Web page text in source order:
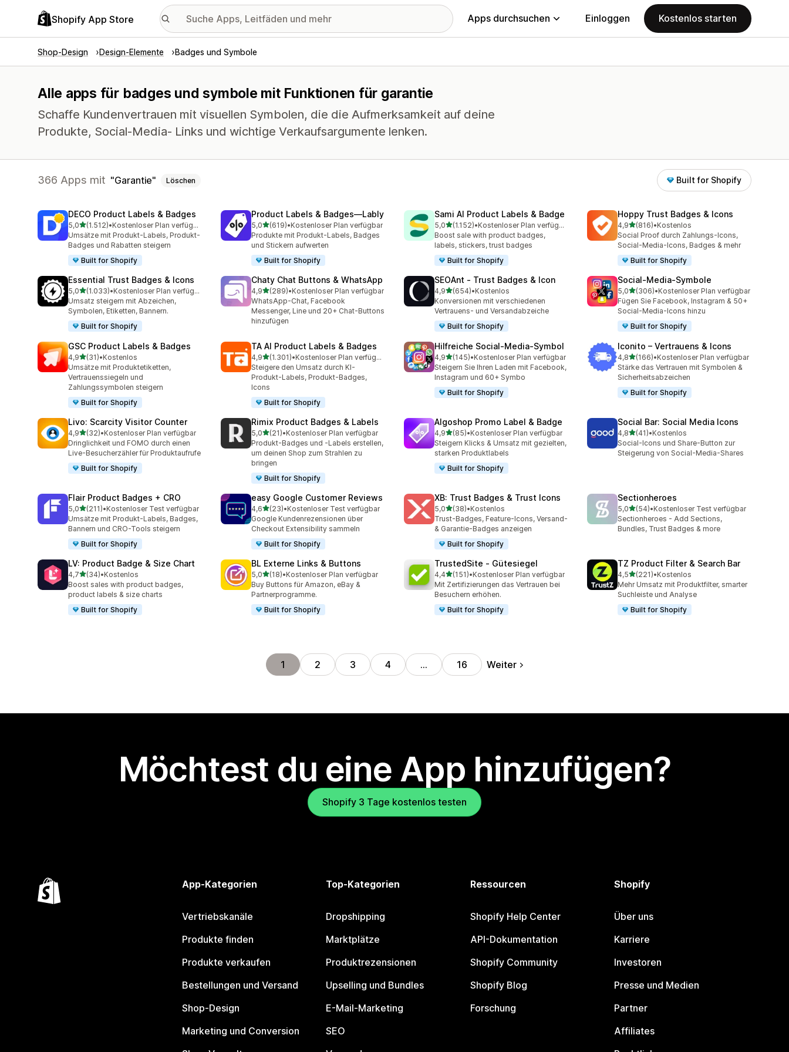
Shopify App Store Apps durchsuchen Einloggen Kostenlos starten
Shop-Design Design-Elemente Badges und Symbole
Alle apps für badges und symbole mit Funktionen für garantie
Schaffe Kundenvertrauen mit visuellen Symbolen, die die Aufmerksamkeit auf deine
Produkte, Social-Media- Links und wichtige Verkaufsargumente lenken.
366 Apps mit Garantie Löschen Built for Shopify
DECO Product Labels & Badges
5,0von 5 Sternen
(1.512)
1512 Rezensionen insgesamt
•
Kostenloser Plan verfügbar
Umsätze mit Produkt-Labels, Produkt-
Badges und Rabatten steigern
Built for Shopify
Product Labels & Badges—Lably
5,0von 5 Sternen
(619)
619 Rezensionen insgesamt
•Kostenloser Plan verfügbar
Produkte mit Produkt-Labels, Badges
und Stickern aufwerten
Built for Shopify
Sami AI Product Labels & Badge
5,0von 5 Sternen
(1.152)
1152 Rezensionen insgesamt
•
Kostenloser Plan verfügbar
Boost sale with product badges,
labels, stickers, trust badges
Built for Shopify
Hoppy Trust Badges & Icons
4,9von 5 Sternen
(816)
816 Rezensionen insgesamt
•Kostenlos
Social Proof durch Zahlungs-Icons,
Social-Media-Icons, Badges & mehr
Built for Shopify
Essential Trust Badges & Icons
5,0von 5 Sternen
(1.033)
1033 Rezensionen insgesamt
•
Kostenloser Plan verfügbar
Umsatz steigern mit Abzeichen,
Symbolen, Etiketten, Bannern.
Built for Shopify
Chaty Chat Buttons & WhatsApp
4,9von 5 Sternen
(289)
289 Rezensionen insgesamt
•Kostenloser Plan verfügbar
WhatsApp-Chat, Facebook
Messenger, Line und 20+ Chat-Buttons
hinzufügen
SEOAnt ‑ Trust Badges & Icon
4,9von 5 Sternen
(654)
654 Rezensionen insgesamt
•Kostenlos
Konversionen mit verschiedenen
Vertrauens- und Versandabzeiche
Built for Shopify
Social‑Media‑Symbole
5,0von 5 Sternen
(306)
306 Rezensionen insgesamt
•Kostenloser Plan verfügbar
Fügen Sie Facebook, Instagram & 50+
Social-Media-Icons hinzu
Built for Shopify
GSC Product Labels & Badges
4,9von 5 Sternen
(31)
31 Rezensionen insgesamt
•Kostenlos
Umsätze mit Produktetiketten,
Vertrauenssiegeln und
Zahlungssymbolen steigern
Built for Shopify
TA AI Product Labels & Badges
4,9von 5 Sternen
(1.301)
1301 Rezensionen insgesamt
•
Kostenloser Plan verfügbar
Steigere den Umsatz durch KI-
Produkt-Labels, Produkt-Badges,
Icons
Built for Shopify
Hilfreiche Social‑Media‑Symbol
4,9von 5 Sternen
(145)
145 Rezensionen insgesamt
•Kostenloser Plan verfügbar
Steigern Sie Ihren Laden mit Facebook,
Instagram und 60+ Symbo
Built for Shopify
Iconito – Vertrauens & Icons
4,8von 5 Sternen
(166)
166 Rezensionen insgesamt
•Kostenloser Plan verfügbar
Stärke das Vertrauen mit Symbolen &
Sicherheitsabzeichen
Built for Shopify
Livo: Scarcity Visitor Counter
4,9von 5 Sternen
(32)
32 Rezensionen insgesamt
•Kostenloser Plan verfügbar
Dringlichkeit und FOMO durch einen
Live-Besucherzähler für Produktaufrufe
Built for Shopify
Rimix Product Badges & Labels
5,0von 5 Sternen
(21)
21 Rezensionen insgesamt
•Kostenloser Plan verfügbar
Produkt-Badges und -Labels erstellen,
um deinen Shop zum Strahlen zu
bringen
Built for Shopify
Algoshop Promo Label & Badge
4,9von 5 Sternen
(85)
85 Rezensionen insgesamt
•Kostenloser Plan verfügbar
Steigern Klicks & Umsatz mit gezielten,
starken Produktlabels
Built for Shopify
Social Bar: Social Media Icons
4,8von 5 Sternen
(41)
41 Rezensionen insgesamt
•Kostenlos
Social-Icons und Share-Button zur
Steigerung von Social-Media-Shares
Flair Product Badges + CRO
5,0von 5 Sternen
(211)
211 Rezensionen insgesamt
•Kostenloser Test verfügbar
Umsätze mit Produkt-Labels, Badges,
Bannern und CRO-Tools steigern
Built for Shopify
easy Google Customer Reviews
4,6von 5 Sternen
(23)
23 Rezensionen insgesamt
•Kostenloser Test verfügbar
Google Kundenrezensionen über
Checkout Extensibility sammeln
Built for Shopify
XB: Trust Badges & Trust Icons
5,0von 5 Sternen
(38)
38 Rezensionen insgesamt
•Kostenlos
Trust-Badges, Feature-Icons, Versand-
& Garantie-Badges anzeigen
Built for Shopify
Sectionheroes
5,0von 5 Sternen
(54)
54 Rezensionen insgesamt
•Kostenloser Test verfügbar
Sectionheroes - Add Sections,
Bundles, Trust Badges & more
LV: Product Badge & Size Chart
4,7von 5 Sternen
(34)
34 Rezensionen insgesamt
•Kostenlos
Boost sales with product badges,
product labels & size charts
Built for Shopify
BL Externe Links & Buttons
5,0von 5 Sternen
(18)
18 Rezensionen insgesamt
•Kostenloser Plan verfügbar
Buy Buttons für Amazon, eBay &
Partnerprogramme.
Built for Shopify
TrustedSite ‑ Gütesiegel
4,4von 5 Sternen
(151)
151 Rezensionen insgesamt
•Kostenloser Plan verfügbar
Mit Zertifizierungen das Vertrauen bei
Besuchern erhöhen.
Built for Shopify
TZ Product Filter & Search Bar
4,5von 5 Sternen
(221)
221 Rezensionen insgesamt
•Kostenlos
Mehr Umsatz mit Produktfilter, smarter
Suchleiste und Analyse
Built for Shopify
1 2 3 4 … 16 Weiter
Möchtest du eine App hinzufügen?
Shopify 3 Tage kostenlos testen
App-Kategorien
Vertriebskanäle
Produkte finden
Produkte verkaufen
Bestellungen und Versand
Shop-Design
Marketing und Conversion
Top-Kategorien
Dropshipping
Marktplätze
Produktrezensionen
Upselling und Bundles
E-Mail-Marketing
SEO
Ressourcen
Shopify Help Center
API-Dokumentation
Shopify Community
Shopify Blog
Forschung
Shopify
Über uns
Karriere
Investoren
Presse und Medien
Partner
Affiliates